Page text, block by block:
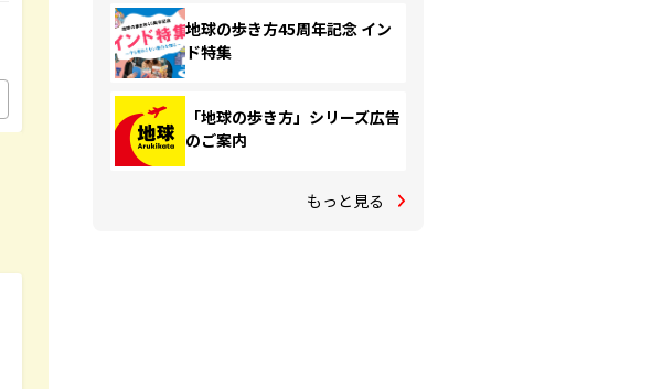
地球の歩き方45周年記念 イン
ド特集
「地球の歩き方」シリーズ広告
のご案内
もっと見る